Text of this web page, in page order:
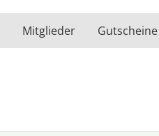
Mitglieder Gutscheine